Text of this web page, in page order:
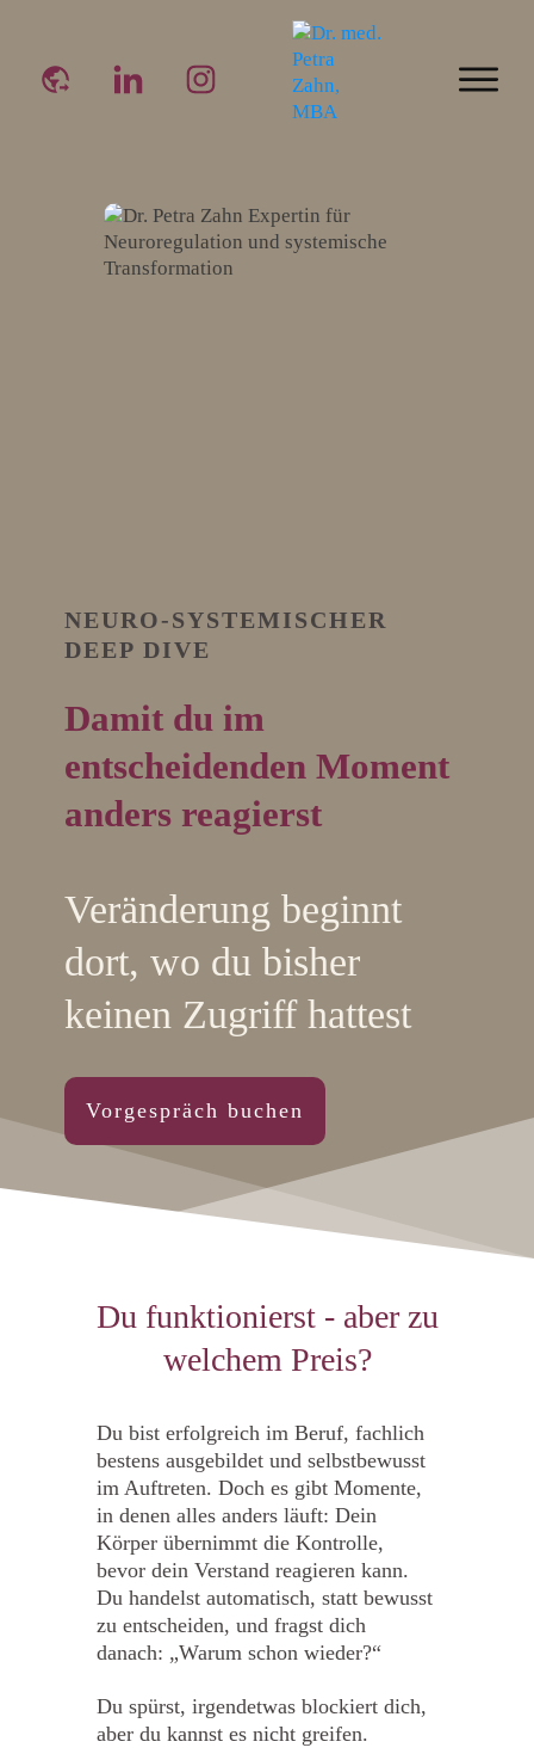
NEURO-SYSTEMISCHER
DEEP DIVE
Damit du im
entscheidenden Moment
anders reagierst
Veränderung beginnt
dort, wo du bisher
keinen Zugriff hattest
Vorgespräch buchen
Du funktionierst - aber zu
welchem Preis?
Du bist erfolgreich im Beruf, fachlich
bestens ausgebildet und selbstbewusst
im Auftreten. Doch es gibt Momente,
in denen alles anders läuft: Dein
Körper übernimmt die Kontrolle,
bevor dein Verstand reagieren kann.
Du handelst automatisch, statt bewusst
zu entscheiden, und fragst dich
danach: „Warum schon wieder?“
Du spürst, irgendetwas blockiert dich,
aber du kannst es nicht greifen.